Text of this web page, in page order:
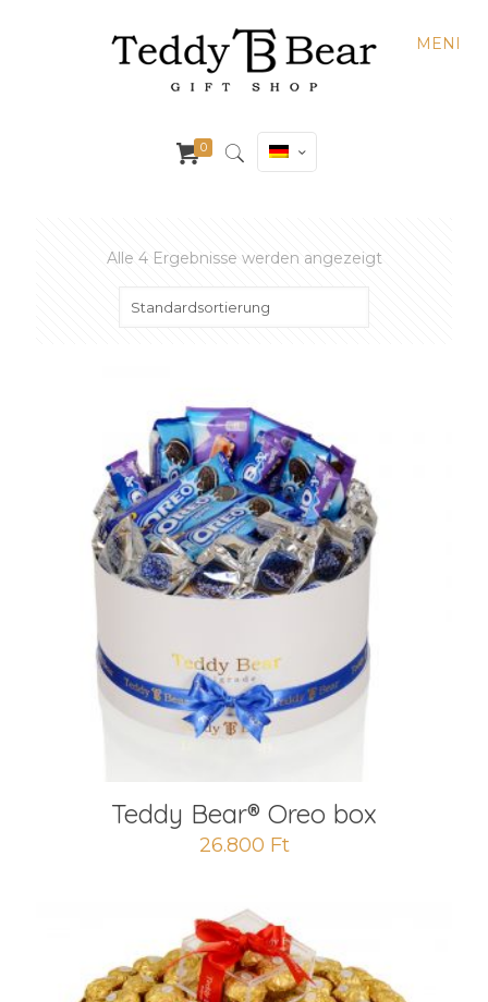
MENI
0
Alle 4 Ergebnisse werden angezeigt
Teddy Bear® Oreo box
26.800 Ft